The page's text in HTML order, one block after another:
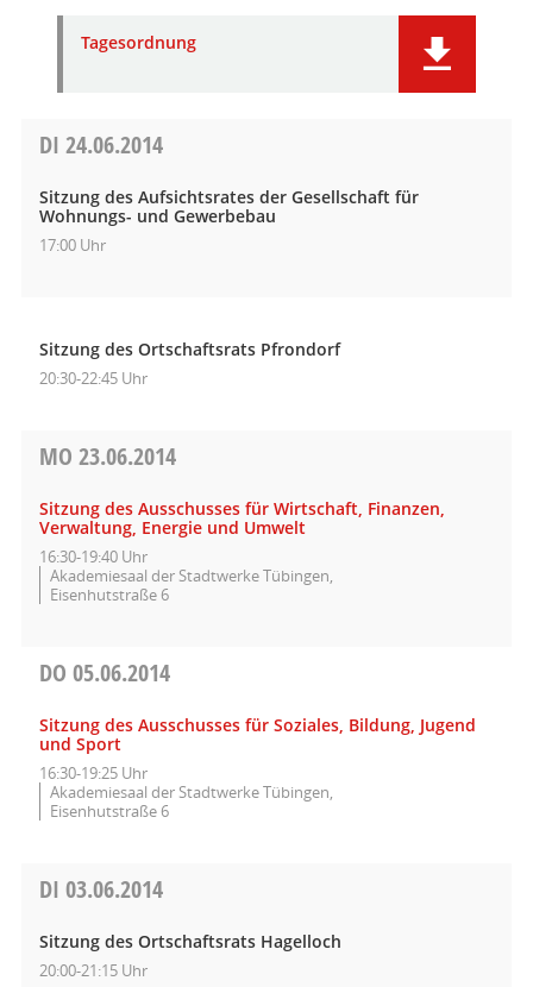
Tagesordnung
DI 24.06.2014
Sitzung des Aufsichtsrates der Gesellschaft für
Wohnungs- und Gewerbebau
17:00 Uhr
Sitzung des Ortschaftsrats Pfrondorf
20:30-22:45 Uhr
MO 23.06.2014
Sitzung des Ausschusses für Wirtschaft, Finanzen,
Verwaltung, Energie und Umwelt
16:30-19:40 Uhr
Akademiesaal der Stadtwerke Tübingen,
Eisenhutstraße 6
DO 05.06.2014
Sitzung des Ausschusses für Soziales, Bildung, Jugend
und Sport
16:30-19:25 Uhr
Akademiesaal der Stadtwerke Tübingen,
Eisenhutstraße 6
DI 03.06.2014
Sitzung des Ortschaftsrats Hagelloch
20:00-21:15 Uhr